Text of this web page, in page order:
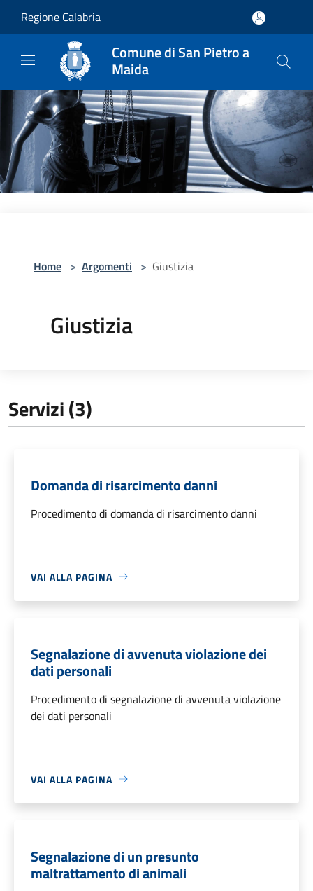
Regione Calabria
Comune di San Pietro a
Maida
Home > Argomenti > Giustizia
Giustizia
Servizi (3)
Domanda di risarcimento danni
Procedimento di domanda di risarcimento danni
VAI ALLA PAGINA
Segnalazione di avvenuta violazione dei
dati personali
Procedimento di segnalazione di avvenuta violazione
dei dati personali
VAI ALLA PAGINA
Segnalazione di un presunto
maltrattamento di animali